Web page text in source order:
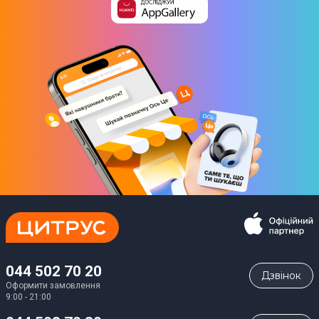
044 502 70 20
Оформити замовлення
9:00 - 21:00
Дзвiнок